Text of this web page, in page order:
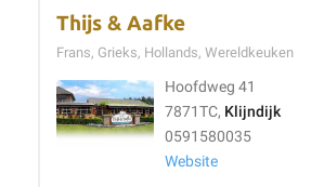
Thijs & Aafke
Frans, Grieks, Hollands, Wereldkeuken
Hoofdweg 41
7871TC, Klijndijk
0591580035
Website